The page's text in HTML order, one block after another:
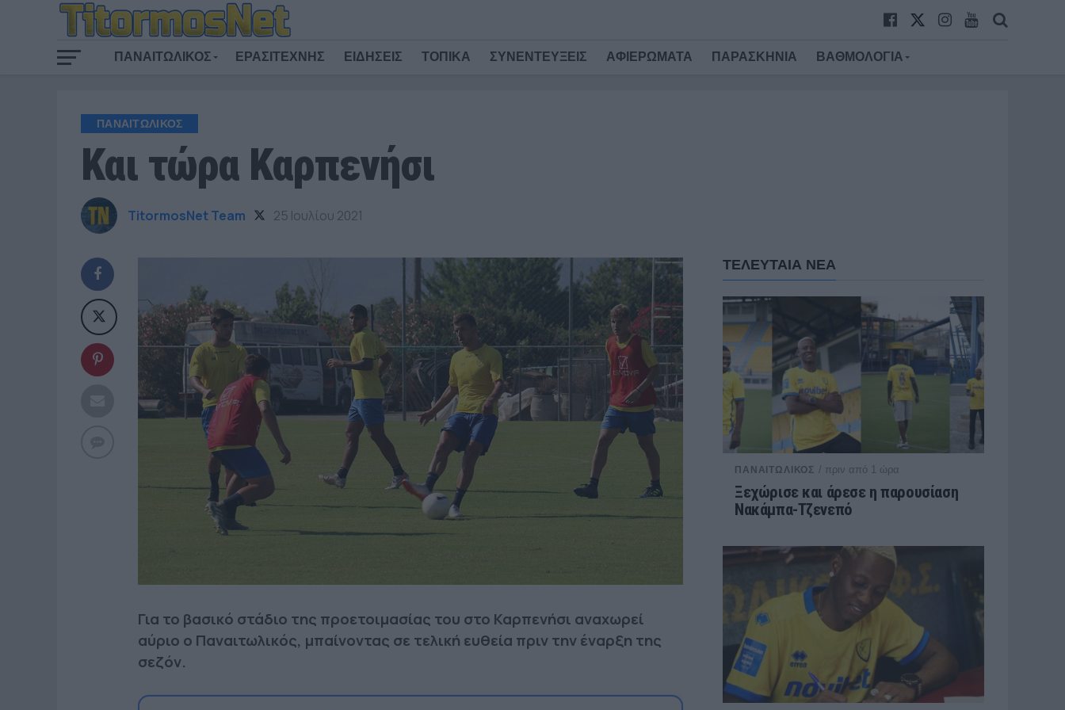
ΠΑΝΑΙΤΩΛΙΚΟΣ ΕΡΑΣΙΤΕΧΝΗΣ ΕΙΔΗΣΕΙΣ ΤΟΠΙΚΑ ΣΥΝΕΝΤΕΥΞΕΙΣ ΑΦΙΕΡΩΜΑΤΑ ΠΑΡΑΣΚΗΝΙΑ ΒΑΘΜΟΛΟΓΙΑ
ΠΑΝΑΙΤΩΛΙΚΟΣ
Και τώρα Καρπενήσι
TitormosNet Team 25 Ιουλίου 2021
Για το βασικό στάδιο της προετοιμασίας του στο Καρπενήσι αναχωρεί
αύριο ο Παναιτωλικός, μπαίνοντας σε τελική ευθεία πριν την έναρξη της
σεζόν.
ΤΕΛΕΥΤΑΙΑ ΝΕΑ
ΠΑΝΑΙΤΩΛΙΚΟΣ / πριν από 1 ώρα
Ξεχώρισε και άρεσε η παρουσίαση
Νακάμπα-Τζενεπό